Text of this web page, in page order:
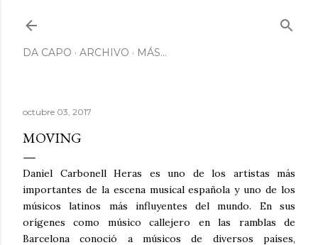
DA CAPO ARCHIVO MÁS…
octubre 03, 2017
MOVING
Daniel Carbonell Heras es uno de los artistas más
importantes de la escena musical española y uno de los
músicos latinos más influyentes del mundo. En sus
orígenes como músico callejero en las ramblas de
Barcelona conoció a músicos de diversos países,